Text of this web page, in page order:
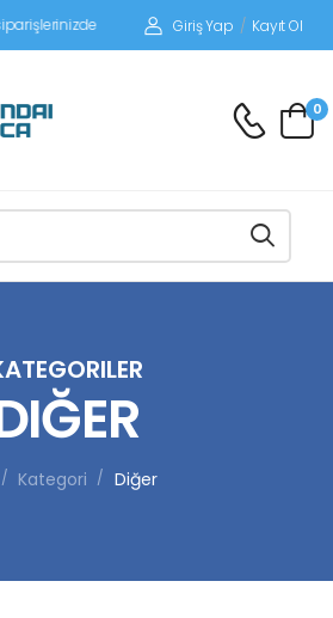
siparişleriniz alıcı ödemeli gönderilir.
Giriş Yap / Kayıt Ol
0
/ Kategori / Diğer